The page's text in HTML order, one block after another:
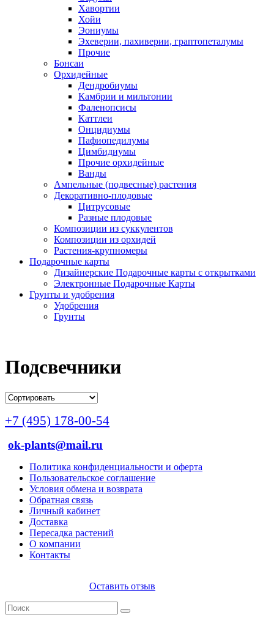
Хавортии
Хойи
Эониумы
Эхеверии, пахиверии, граптопеталумы
Прочие
Бонсаи
Орхидейные
Дендробиумы
Камбрии и мильтонии
Фаленопсисы
Каттлеи
Онцидиумы
Пафиопедилумы
Цимбидиумы
Прочие орхидейные
Ванды
Ампельные (подвесные) растения
Декоративно-плодовые
Цитрусовые
Разные плодовые
Композиции из суккулентов
Композиции из орхидей
Растения-крупномеры
Подарочные карты
Дизайнерские Подарочные карты с открытками
Электронные Подарочные Карты
Грунты и удобрения
Удобрения
Грунты
Подсвечники
+7 (495) 178-00-54
ok-plants@mail.ru
Политика конфиденциальности и оферта
Пользовательское соглашение
Условия обмена и возврата
Обратная связь
Личный кабинет
Доставка
Пересадка растений
О компании
Контакты
Оставить отзыв